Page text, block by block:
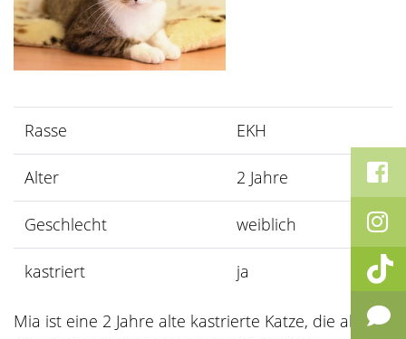
Rasse EKH
Alter 2 Jahre
Geschlecht weiblich
kastriert ja
Mia ist eine 2 Jahre alte kastrierte Katze, die als